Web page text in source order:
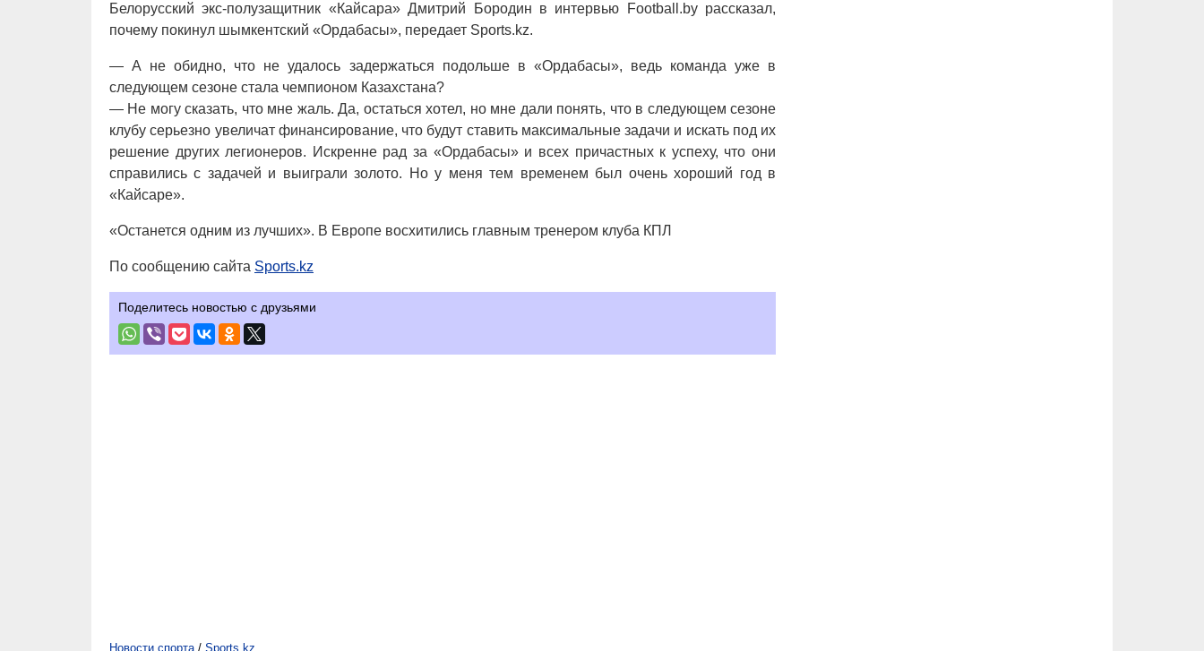
Белорусский экс-полузащитник «Кайсара» Дмитрий Бородин в интервью Football.by рассказал,
почему покинул шымкентский «Ордабасы», передает Sports.kz.
— А не обидно, что не удалось задержаться подольше в «Ордабасы», ведь команда уже в
следующем сезоне стала чемпионом Казахстана?
— Не могу сказать, что мне жаль. Да, остаться хотел, но мне дали понять, что в следующем сезоне
клубу серьезно увеличат финансирование, что будут ставить максимальные задачи и искать под их
решение других легионеров. Искренне рад за «Ордабасы» и всех причастных к успеху, что они
справились с задачей и выиграли золото. Но у меня тем временем был очень хороший год в
«Кайсаре».
«Останется одним из лучших». В Европе восхитились главным тренером клуба КПЛ
По сообщению сайта Sports.kz
Поделитесь новостью с друзьями
Новости спорта / Sports.kz